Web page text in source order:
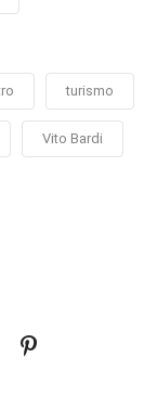
turismo
Vito Bardi